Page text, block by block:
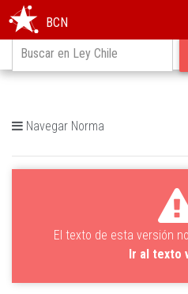
BCN
Navegar Norma
El texto de esta versión
Ir al texto